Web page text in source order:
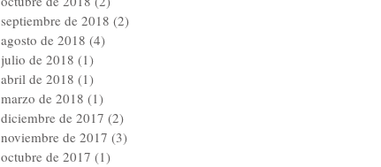
septiembre de 2018 (2)
agosto de 2018 (4)
julio de 2018 (1)
abril de 2018 (1)
marzo de 2018 (1)
diciembre de 2017 (2)
noviembre de 2017 (3)
octubre de 2017 (1)